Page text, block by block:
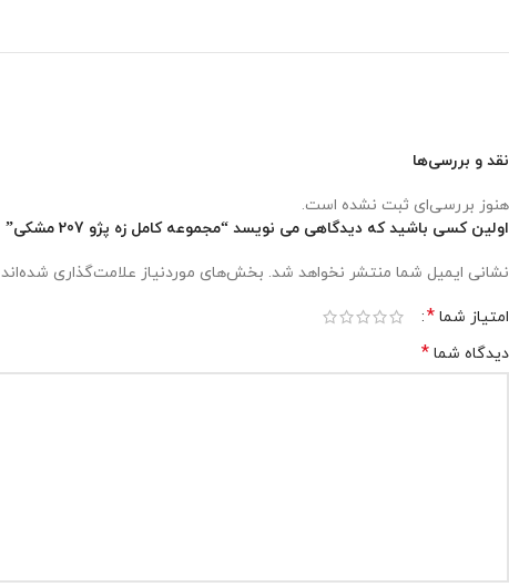
نقد و بررسی‌ها
هنوز بررسی‌ای ثبت نشده است.
اولین کسی باشید که دیدگاهی می نویسد “مجموعه کامل زه پژو 207 مشکی”
نشانی ایمیل شما منتشر نخواهد شد. بخش‌های موردنیاز علامت‌گذاری شده‌اند
امتیاز شما *
دیدگاه شما *